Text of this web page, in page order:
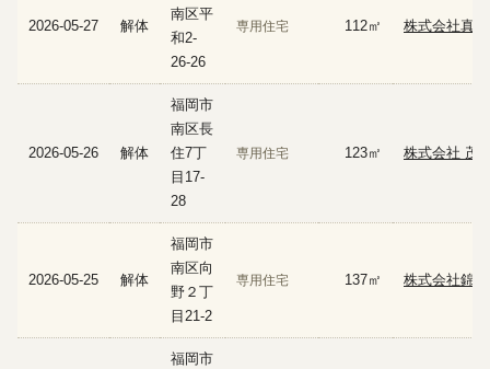
2026-05-27 解体
南区平
和2-
26-26
専用住宅 112㎡ 株式会社真
2026-05-26 解体
福岡市
南区長
住7丁
目17-
28
専用住宅 123㎡ 株式会社 茂
2026-05-25 解体
福岡市
南区向
野２丁
目21-2
専用住宅 137㎡ 株式会社錦江
福岡市